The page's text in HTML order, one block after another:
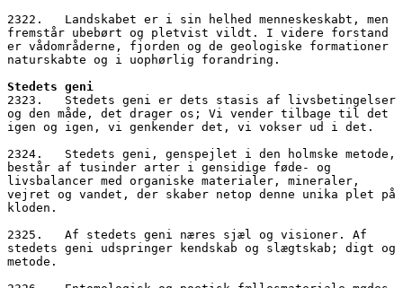
2322.   Landskabet er i sin helhed menneskeskabt, men
fremstår ubebørt og pletvist vildt. I videre forstand
er vådområderne, fjorden og de geologiske formationer
naturskabte og i uophørlig forandring.
Stedets geni
2323.   Stedets geni er dets stasis af livsbetingelser
og den måde, det drager os; Vi vender tilbage til det
igen og igen, vi genkender det, vi vokser ud i det.
2324.   Stedets geni, genspejlet i den holmske metode,
består af tusinder arter i gensidige føde- og
livsbalancer med organiske materialer, mineraler,
vejret og vandet, der skaber netop denne unika plet på
kloden.
2325.   Af stedets geni næres sjæl og visioner. Af
stedets geni udspringer kendskab og slægtskab; digt og
metode.